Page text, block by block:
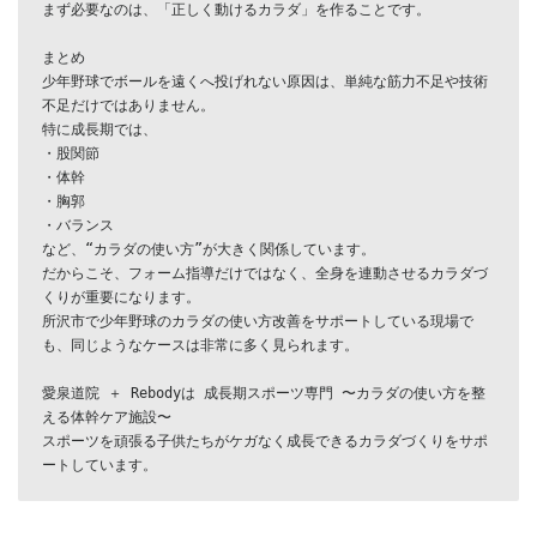
まず必要なのは、「正しく動けるカラダ」を作ることです。
まとめ
少年野球でボールを遠くへ投げれない原因は、単純な筋力不足や技術
不足だけではありません。
特に成長期では、
・股関節
・体幹
・胸郭
・バランス
など、“カラダの使い方”が大きく関係しています。
だからこそ、フォーム指導だけではなく、全身を連動させるカラダづ
くりが重要になります。
所沢市で少年野球のカラダの使い方改善をサポートしている現場で
も、同じようなケースは非常に多く見られます。
愛泉道院 ＋ Rebodyは 成長期スポーツ専門 〜カラダの使い方を整
える体幹ケア施設〜
スポーツを頑張る子供たちがケガなく成長できるカラダづくりをサポ
ートしています。